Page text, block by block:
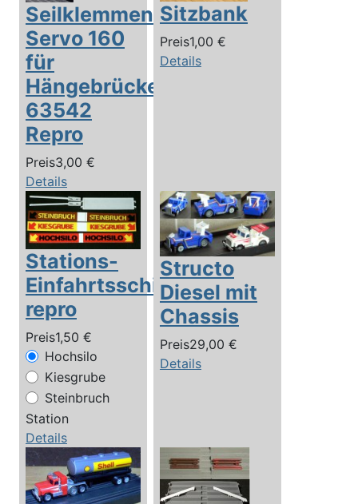
Seilklemmen
Servo 160
für
Hängebrücke
63542
Repro
Preis3,00 €
Details
Sitzbank
Preis1,00 €
Details
Stations-
Einfahrtsschild
repro
Preis1,50 €
Hochsilo
Kiesgrube
Steinbruch
Station
Details
Structo
Diesel mit
Chassis
Preis29,00 €
Details